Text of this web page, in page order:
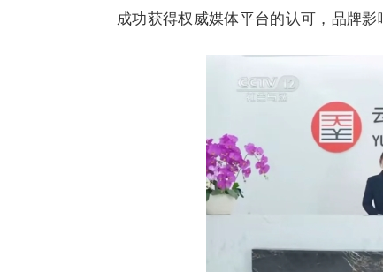
成功获得权威媒体平台的认可，品牌影